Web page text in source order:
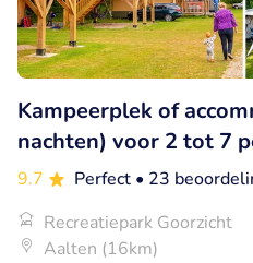
Kampeerplek of
nachten) voor 2 tot 7
9.7 Perfect • 23
Recreatiepark Goorzicht
Aalten (16km)